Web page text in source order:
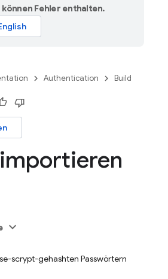
Fehler enthalten.
Authentication Build
scrypt-gehashten Passwörtern